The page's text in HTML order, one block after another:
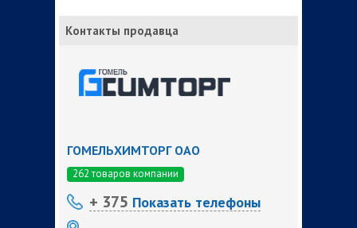
Контакты продавца
ГОМЕЛЬХИМТОРГ ОАО
262 товаров компании
+ 375 Показать телефоны